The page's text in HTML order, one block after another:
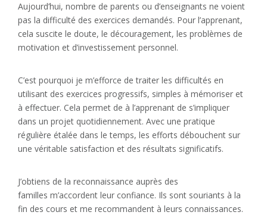
​Aujourd’hui, nombre de parents ou d’enseignants ne voient
pas la difficulté des exercices demandés. Pour l’apprenant,
cela suscite le doute, le découragement, les problèmes de
motivation et d’investissement personnel.
C’est pourquoi je m’efforce de traiter les difficultés en
utilisant des exercices progressifs, simples à mémoriser et
à effectuer. Cela permet de à l’apprenant de s’impliquer
dans un projet quotidiennement. Avec une pratique
régulière étalée dans le temps, les efforts débouchent sur
une véritable satisfaction et des résultats significatifs.
J’obtiens de la reconnaissance auprès des
familles m’accordent leur confiance. Ils sont souriants à la
fin des cours et me recommandent à leurs connaissances.